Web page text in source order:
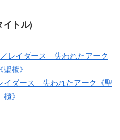
イトル)
イダース 失われたアーク《聖
櫃》